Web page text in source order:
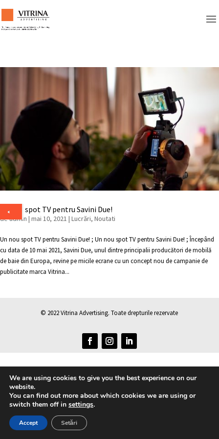
Un nou spot TV pentru Savini Due!
deadmin | mai 10, 2021 | Lucrări, Noutati
Un nou spot TV pentru Savini Due! ; Un nou spot TV pentru Savini Due! ; Începând
cu data de 10 mai 2021, Savini Due, unul dintre principalii producători de mobilă
de baie din Europa, revine pe micile ecrane cu un concept nou de campanie de
publicitate marca Vitrina...
© 2022 Vitrina Advertising. Toate drepturile rezervate
We are using cookies to give you the best experience on our
website.
You can find out more about which cookies we are using or
switch them off in settings.
Accept Setări